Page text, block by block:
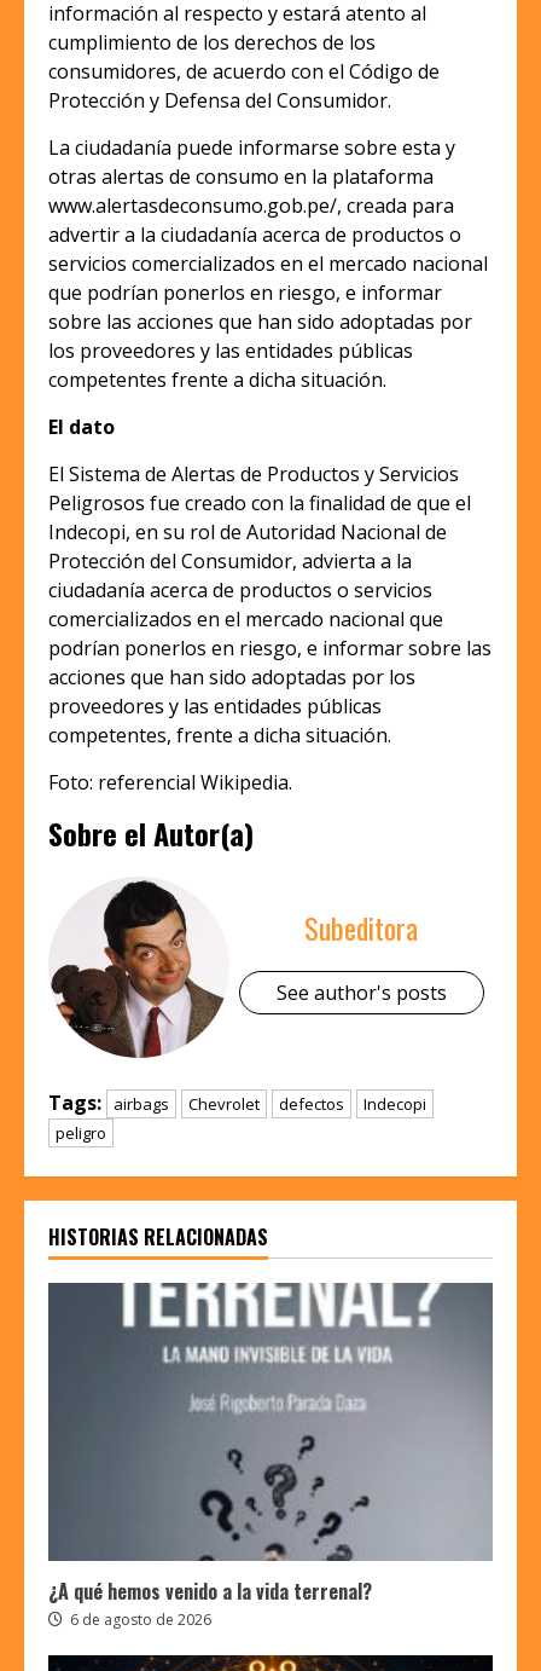
información al respecto y estará atento al
cumplimiento de los derechos de los
consumidores, de acuerdo con el Código de
Protección y Defensa del Consumidor.
La ciudadanía puede informarse sobre esta y
otras alertas de consumo en la plataforma
www.alertasdeconsumo.gob.pe/, creada para
advertir a la ciudadanía acerca de productos o
servicios comercializados en el mercado nacional
que podrían ponerlos en riesgo, e informar
sobre las acciones que han sido adoptadas por
los proveedores y las entidades públicas
competentes frente a dicha situación.
El dato
El Sistema de Alertas de Productos y Servicios
Peligrosos fue creado con la finalidad de que el
Indecopi, en su rol de Autoridad Nacional de
Protección del Consumidor, advierta a la
ciudadanía acerca de productos o servicios
comercializados en el mercado nacional que
podrían ponerlos en riesgo, e informar sobre las
acciones que han sido adoptadas por los
proveedores y las entidades públicas
competentes, frente a dicha situación.
Foto: referencial Wikipedia.
Sobre el Autor(a)
Subeditora
See author's posts
Tags: airbags Chevrolet defectos
Indecopi
peligro
HISTORIAS RELACIONADAS
¿A qué hemos venido a la vida terrenal?
6 de agosto de 2026